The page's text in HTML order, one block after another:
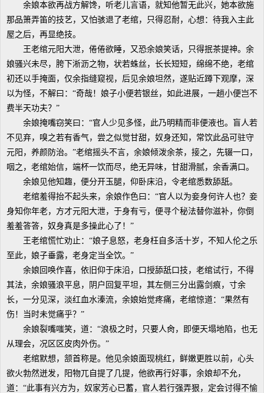
余娘本欲再战方解馋，听老儿言语，就知他暂无此兴，她本欲施
那品箫弄笛的技艺，又怕骇退了老绾，只得忍耐，心想：待我入主此
屋之后，再显绝技。
王老绾元阳大泄，倦倦欲睡，又恐余娘笑话，只得抿茶提神。余
娘骚兴未尽，胯下淅沥之物，状若蛛丝，长长短短，绵绵不绝，老绾
初还以手掩面，仅余指缝窥视，后见余娘坦然，遂贴近蹲下观摩，深
以为怪，不解曰：“奇哉！娘子小便若银丝，如此进展，一趟小便岂不
费半天功夫？”
余娘掩嘴窃笑曰：“官人少见多怪，此乃明精而非便液也。盲人若
不见弃，嗅之若有香气，尝之似觉甘甜，奴身还知，常饮此品可驻守
元阳，养颜防治。”老绾摇头不言，余娘倾泼余茶，接之，先辍一口，
咽之，老绾始信，端杯一饮而尽，绝无异味，甘甜滑腻，余香满口。
余娘见他知趣，便分开玉腿，仰卧床沿，令老绾悉数舔舐。
老绾羞得抬不起头来，余娘作色曰：“官人以为妾身何许人也？妾
身知你年老，方才元阳大泄，于身有亏，便寻个秘法替你滋补，你倒
羞羞答答，奴身真是多操此心了！”
王老绾慌忙劝止：“娘子息怒，老身枉自多活十岁，不知人伦之乐
至此，娘子垂露，老身定当全饮。”
余娘回唤作喜，依旧仰于床沿，口授舔舐口技，老绾试行，不得
其法，余娘骚浪平息，阴户回复平坦，其左侧三分出露剑痕，寸余
长，一分见深，淡红血水溱流，余娘始觉疼痛，老绾惊道：“果然有
伤！当时未觉痛乎？”
余娘裂嘴嗤笑，道：“浪极之时，只要人肏，即便天塌地陷，也无
从理会，况区区皮肉外伤。”
老绾默想，颔首称是。他见余娘面现桃红，鲜嫩更胜以前，心头
欲火勃然迸发，阳物兀自提了几提，他欲再行好事，余娘却不允，
道：“此事有兴方为，奴家芳心已蓄，官人若行强弄狠，定会讨得不愉